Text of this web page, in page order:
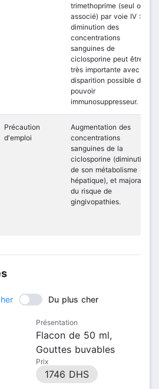
trimethoprime (seul ou
associé) par voie IV : la
diminution des
concentrations
sanguines de
ciclosporine peut être
très importante avec
disparition possible du
pouvoir
immunosuppresseur.
Précaution
d'emploi
Augmentation des
concentrations
sanguines de la
ciclosporine (diminution
de son métabolisme
hépatique), et majoration
du risque de
gingivopathies.
Du plus cher
Présentation
Flacon de 50 ml,
Gouttes buvables
Prix
1746 DHS